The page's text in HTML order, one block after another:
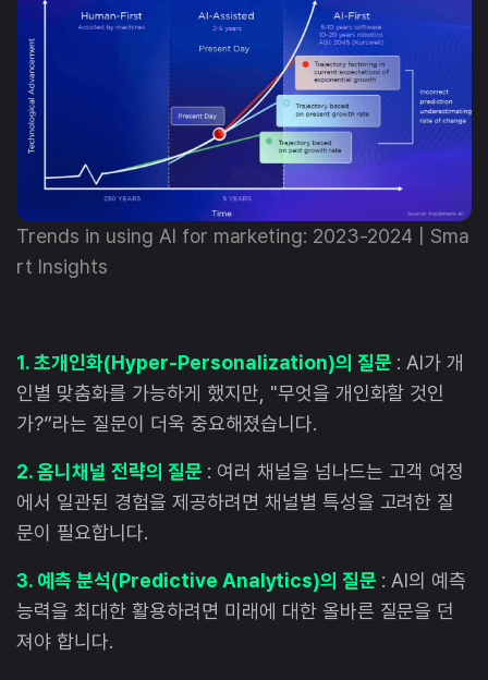
Trends in using AI for marketing: 2023-2024 | Sma
rt Insights
1. 초개인화(Hyper-Personalization)의 질문 : AI가 개
인별 맞춤화를 가능하게 했지만, "무엇을 개인화할 것인
가?”라는 질문이 더욱 중요해졌습니다.
2. 옴니채널 전략의 질문 : 여러 채널을 넘나드는 고객 여정
에서 일관된 경험을 제공하려면 채널별 특성을 고려한 질
문이 필요합니다.
3. 예측 분석(Predictive Analytics)의 질문 : AI의 예측
능력을 최대한 활용하려면 미래에 대한 올바른 질문을 던
져야 합니다.